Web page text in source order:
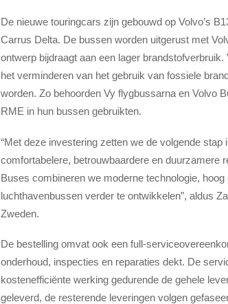
De nieuwe touringcars zijn gebouwd op Volvo’s
Carrus Delta. De bussen worden uitgerust met
ontwerp bijdraagt aan een lager
het verminderen van het gebruik van fossiele
worden. Zo behoorden Vy flygbussarna en Volvo
RME in hun bussen gebruikten.
“Met deze investering zetten we de volgende
comfortabelere, betrouwbaardere en duurzamere
Buses combineren we moderne technologie,
luchthavenbussen verder te ontwikkelen”, aldus
Zweden.
De bestelling omvat ook een full-
onderhoud, inspecties en reparaties dekt. De
kostenefficiënte werking gedurende de gehele
geleverd, de resterende leveringen volgen